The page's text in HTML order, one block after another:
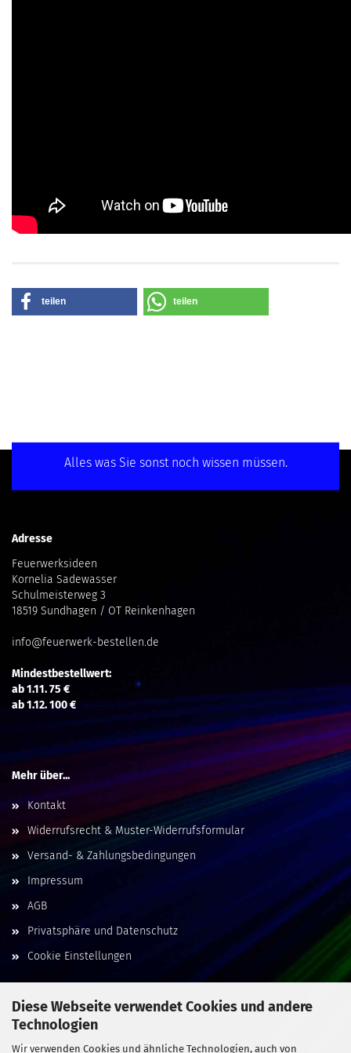
Diese Webseite verwendet Cookies und andere
Technologien
Wir verwenden Cookies und ähnliche Technologien, auch von
teilen teilen
Alles was Sie sonst noch wissen müssen.
Adresse
Feuerwerksideen
Kornelia Sadewasser
Schulmeisterweg 3
18519 Sundhagen / OT Reinkenhagen
info@feuerwerk-bestellen.de
Mindestbestellwert:
ab 1.11. 75 €
ab 1.12. 100 €
Mehr über...
Kontakt
Widerrufsrecht & Muster-Widerrufsformular
Versand- & Zahlungsbedingungen
Impressum
AGB
Privatsphäre und Datenschutz
Cookie Einstellungen
Social Media